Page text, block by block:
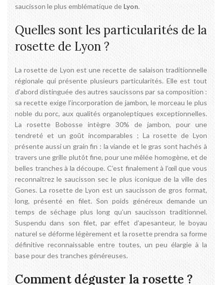
saucisson le plus emblématique de Lyon.
Quelles sont les particularités de la
rosette de Lyon ?
La rosette de Lyon est une recette de salaison traditionnelle
régionale qui présente plusieurs particularités. Elle est tout
d’abord distinguée des autres saucissons par sa composition :
sa recette exige l’incorporation de jambon, le morceau le plus
noble du porc, aux qualités organoleptiques exceptionnelles.
La rosette Bobosse intègre 30% de jambon, pour une
tendreté et un goût incomparables ; La rosette de Lyon
présente aussi un grain fin : la viande et le gras sont hachés à
travers une grille plutôt fine, pour une mêlée homogène, et de
belles tranches à la découpe. C’est finalement à l’œil que vous
reconnaîtrez le saucisson sec le plus iconique de la ville des
Gones. La rosette de Lyon est un saucisson de gros format,
long, présenté en filet. Son poids généreux demande un
temps de séchage plus long qu’un saucisson traditionnel.
Suspendu dans son filet, par effet d’apesanteur, le boyau
naturel se déforme légèrement et la rosette prendra sa forme
définitive reconnaissable entre toutes, un peu élargie à la
base pour des tranches généreuses.
Comment déguster la rosette ?